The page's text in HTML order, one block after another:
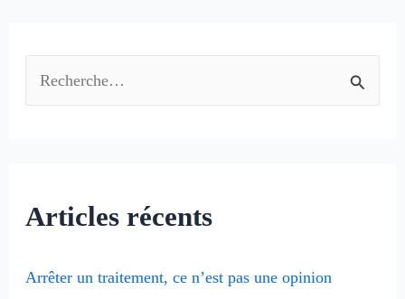
e
c
Articles récents
Arrêter un traitement, ce n’est pas une opinion